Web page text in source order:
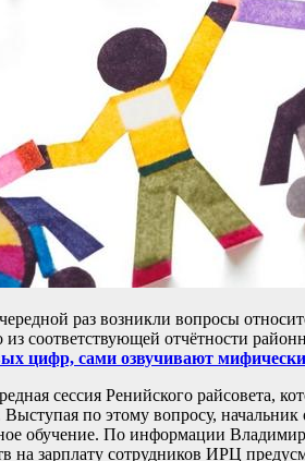
раз возникли вопросы
соответствующей отчётности
цифр, сами озвучивают
сессия Ренийского райсовета,
по этому вопросу,
обучение. По информации
на зарплату сотрудников ИРЦ